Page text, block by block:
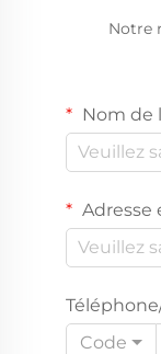
Notre
Nom de
Adresse
Code